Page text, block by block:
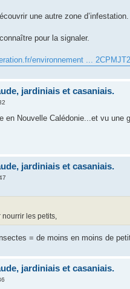
une autre zone
pour la signaler.
environnement ...
jardiniais et casaniais.
en Nouvelle Calédonie...et vu
jardiniais et casaniais.
les petits,
= de moins en moins de
jardiniais et casaniais.